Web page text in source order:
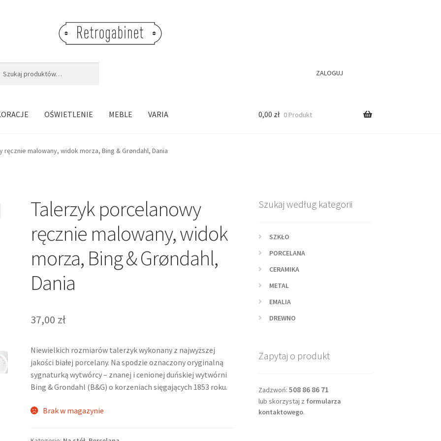
ZALOGUJ
OŚWIETLENIE MEBLE VARIA 0,00 zł 0 Produkt
ręcznie malowany, widok morza, Bing & Grøndahl, Dania
Talerzyk porcelanowy
ręcznie malowany, widok
morza, Bing & Grøndahl,
Dania
37,00 zł
Niewielkich rozmiarów talerzyk wykonany z najwyższej
jakości białej porcelany. Na spodzie oznaczony oryginalną
sygnaturką wytwórcy – znanej i cenionej duńskiej wytwórni
Bing & Grondahl (B&G) o korzeniach sięgających 1853 roku.
Brak w magazynie
Szukaj według kategorii
SZKŁO
PORCELANA
CERAMIKA
METAL
EMALIA
DREWNO
Zapytaj o produkt
Zadzwoń: 508 86 86 71
lub skorzystaj z formularza
kontaktowego.